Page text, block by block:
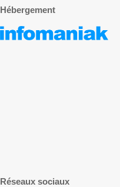
Hébergement
Réseaux sociaux